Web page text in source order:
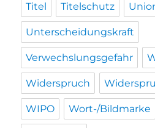
Titel Titelschutz
Unterscheidungskraft
Verwechslungsgefahr
Widerspruch
WIPO Wort-/Bildmarke